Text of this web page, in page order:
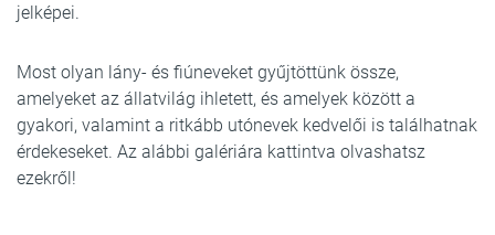
jelképei.
Most olyan lány- és fiúneveket gyűjtöttünk össze,
amelyeket az állatvilág ihletett, és amelyek között a
gyakori, valamint a ritkább utónevek kedvelői is találhatnak
érdekeseket. Az alábbi galériára kattintva olvashatsz
ezekről!